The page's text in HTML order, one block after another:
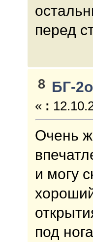
перед
8 БГ-
« :
Очень
и могу
под